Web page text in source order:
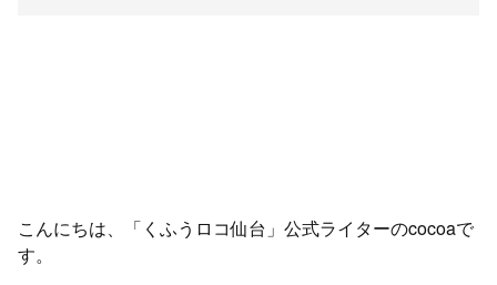
こんにちは、「くふうロコ仙台」公式ライターのcocoaで
す。